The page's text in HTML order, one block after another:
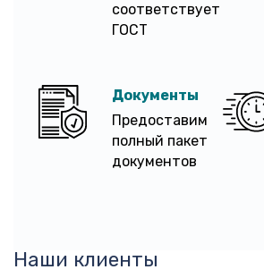
соответствует
ГОСТ
Документы
Предоставим
полный пакет
документов
Наши клиенты